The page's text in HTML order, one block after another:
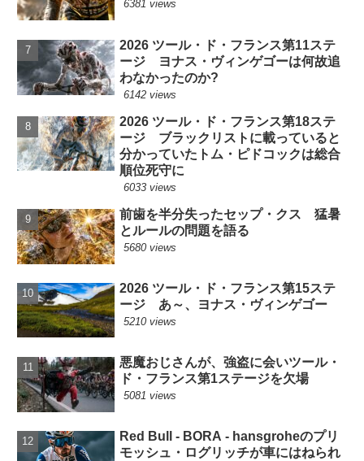
6381 views
2026 ツール・ド・フランス第11ステ
ージ ヨナス・ヴィンゲゴーは何故追
わなかったのか?
6142 views
2026 ツール・ド・フランス第18ステ
ージ ブラックリストに載っていると
分かっていたトム・ピドコックは総合
順位死守に
6033 views
前歯を半分失ったセップ・クス 猛暑
とルールの問題を語る
5680 views
2026 ツール・ド・フランス第15ステ
ージ あ～、ヨナス・ヴィンゲゴー
5210 views
悪魔おじさんが、強盗に会いツール・
ド・フランス第1ステージを欠場
5081 views
Red Bull - BORA - hansgroheのプリ
モッシュ・ログリッチが車にはねられ